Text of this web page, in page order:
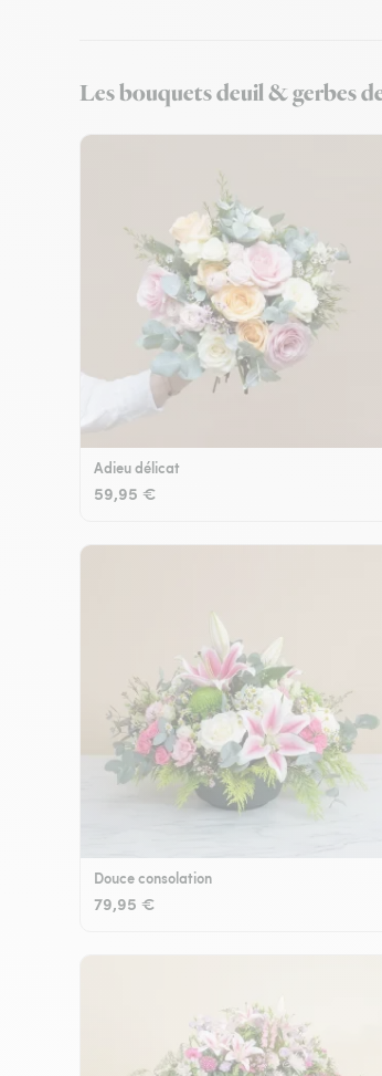
Les bouquets deuil & gerbes
Adieu délicat
59,95 €
Douce consolation
79,95 €